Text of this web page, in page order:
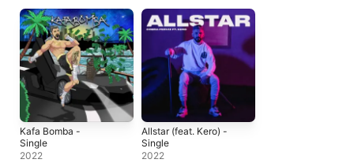
Kafa Bomba -
Single
2022
Allstar (feat. Kero) -
Single
2022